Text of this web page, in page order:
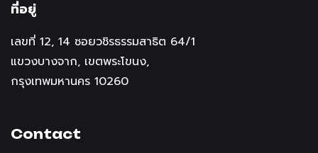
ที่อยู่
เลขที่ 12, 14 ซอยวชิรธรรมสาธิต 64/1
แขวงบางจาก, เขตพระโขนง,
กรุงเทพมหานคร 10260
Contact